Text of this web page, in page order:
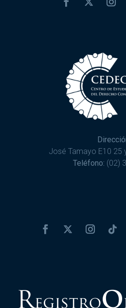
José Tamayo E10 25
Teléfono: (02)